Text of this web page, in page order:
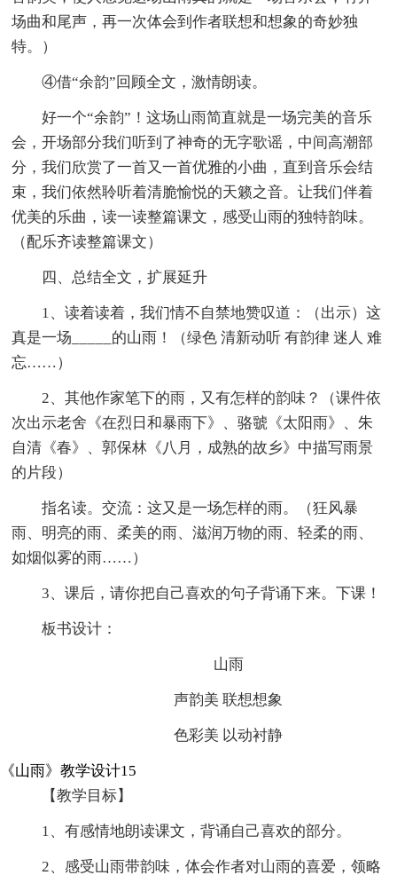
场曲和尾声，再一次体会到作者联想和想象的奇妙独
特。）
④借“余韵”回顾全文，激情朗读。
好一个“余韵”！这场山雨简直就是一场完美的音乐
会，开场部分我们听到了神奇的无字歌谣，中间高潮部
分，我们欣赏了一首又一首优雅的小曲，直到音乐会结
束，我们依然聆听着清脆愉悦的天籁之音。让我们伴着
优美的乐曲，读一读整篇课文，感受山雨的独特韵味。
（配乐齐读整篇课文）
四、总结全文，扩展延升
1、读着读着，我们情不自禁地赞叹道：（出示）这
真是一场_____的山雨！（绿色 清新动听 有韵律 迷人 难
忘……）
2、其他作家笔下的雨，又有怎样的韵味？（课件依
次出示老舍《在烈日和暴雨下》、骆虢《太阳雨》、朱
自清《春》、郭保林《八月，成熟的故乡》中描写雨景
的片段）
指名读。交流：这又是一场怎样的雨。（狂风暴
雨、明亮的雨、柔美的雨、滋润万物的雨、轻柔的雨、
如烟似雾的雨……）
3、课后，请你把自己喜欢的句子背诵下来。下课！
板书设计：
山雨
声韵美 联想想象
色彩美 以动衬静
《山雨》教学设计15
【教学目标】
1、有感情地朗读课文，背诵自己喜欢的部分。
2、感受山雨带韵味，体会作者对山雨的喜爱，领略